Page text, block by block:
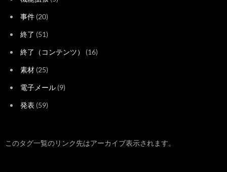
事件 (20)
終了 (51)
終了（コンテンツ） (16)
素材 (25)
電子メール (9)
発表 (59)
このタグ一覧のリンク先はアーカイブ表示されます。